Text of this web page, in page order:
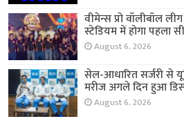
वीमेन्स प्रो वॉलीबॉल
स्टेडियम में होगा पहला
August 6, 2026
सेल-आधारित सर्जरी से
मरीज अगले दिन हुआ
August 6, 2026